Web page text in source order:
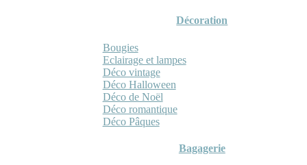
Décoration
Bougies
Eclairage et lampes
Déco vintage
Déco Halloween
Déco de Noël
Déco romantique
Déco Pâques
Bagagerie